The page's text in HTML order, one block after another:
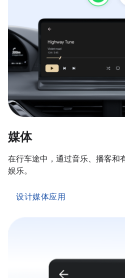
媒体
在行车途中，通过音乐、播客和
娱乐。
设计媒体应用